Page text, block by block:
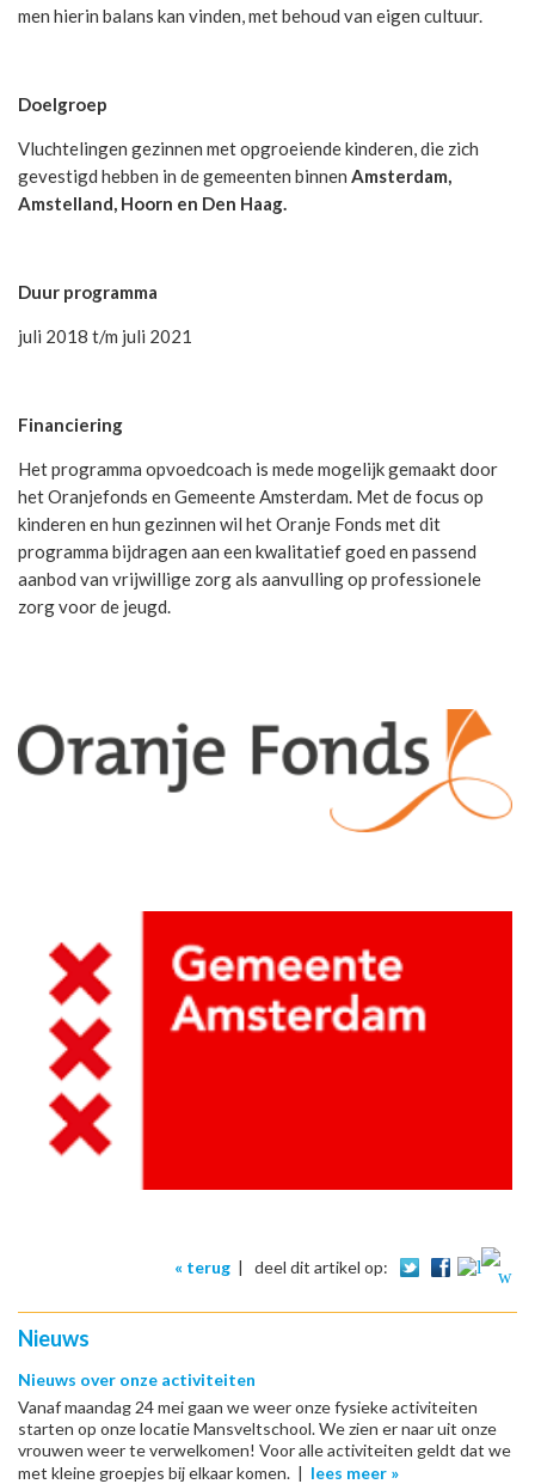
men hierin balans kan vinden, met behoud van eigen cultuur.
Doelgroep
Vluchtelingen gezinnen met opgroeiende kinderen, die zich
gevestigd hebben in de gemeenten binnen Amsterdam,
Amstelland, Hoorn en Den Haag.
Duur programma
juli 2018 t/m juli 2021
Financiering
Het programma opvoedcoach is mede mogelijk gemaakt door
het Oranjefonds en Gemeente Amsterdam. Met de focus op
kinderen en hun gezinnen wil het Oranje Fonds met dit
programma bijdragen aan een kwalitatief goed en passend
aanbod van vrijwillige zorg als aanvulling op professionele
zorg voor de jeugd.
« terug| deel dit artikel op:
Nieuws
Nieuws over onze activiteiten
Vanaf maandag 24 mei gaan we weer onze fysieke activiteiten
starten op onze locatie Mansveltschool. We zien er naar uit onze
vrouwen weer te verwelkomen! Voor alle activiteiten geldt dat we
met kleine groepjes bij elkaar komen. | lees meer »